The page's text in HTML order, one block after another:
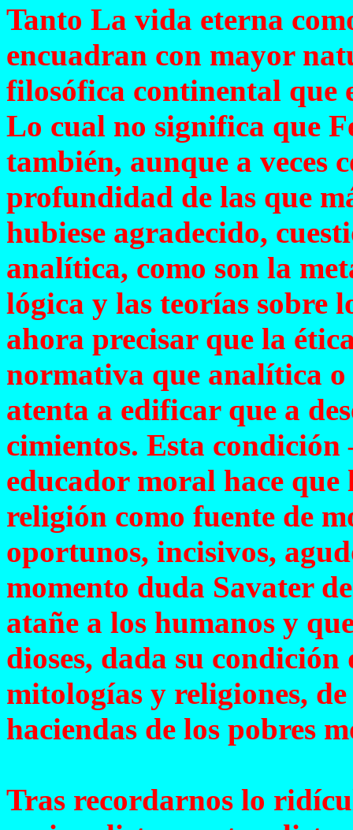
Tanto La vida eterna
encuadran con mayor
filosófica continental que
Lo cual no significa que
también, aunque a veces
profundidad de las que
hubiese agradecido,
analítica, como son la
lógica y las teorías sobre
ahora precisar que la
normativa que analítica o
atenta a edificar que a
cimientos. Esta
educador moral hace que
religión como fuente de
oportunos, incisivos,
momento duda Savater
atañe a los humanos y
dioses, dada su
mitologías y religiones,
haciendas de los pobres
Tras recordarnos lo